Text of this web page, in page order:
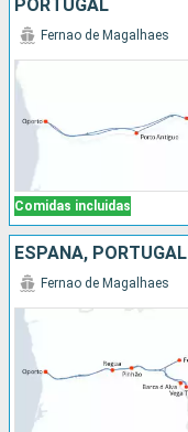
PORTUGAL
Comidas incluidas
Fernao de Magalhaes
ESPAÑA, PORTUGAL
Fernao de Magalhaes